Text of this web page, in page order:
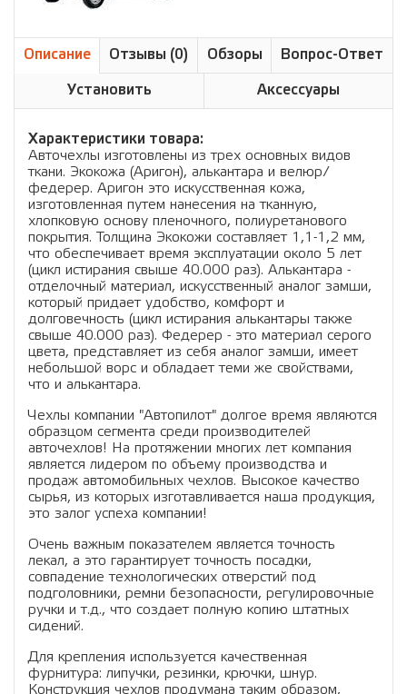
Описание Отзывы (0) Обзоры Вопрос-Ответ
Установить Аксессуары
Характеристики товара:
Авточехлы изготовлены из трех основных видов
ткани. Экокожа (Аригон), алькантара и велюр/
федерер. Аригон это искусственная кожа,
изготовленная путем нанесения на тканную,
хлопковую основу пленочного, полиуретанового
покрытия. Толщина Экокожи составляет 1,1-1,2 мм,
что обеспечивает время эксплуатации около 5 лет
(цикл истирания свыше 40.000 раз). Алькантара -
отделочный материал, искусственный аналог замши,
который придает удобство, комфорт и
долговечность (цикл истирания алькантары также
свыше 40.000 раз). Федерер - это материал серого
цвета, представляет из себя аналог замши, имеет
небольшой ворс и обладает теми же свойствами,
что и алькантара.
Чехлы компании "Автопилот" долгое время являются
образцом сегмента среди производителей
авточехлов! На протяжении многих лет компания
является лидером по объему производства и
продаж автомобильных чехлов. Высокое качество
сырья, из которых изготавливается наша продукция,
это залог успеха компании!
Очень важным показателем является точность
лекал, а это гарантирует точность посадки,
совпадение технологических отверстий под
подголовники, ремни безопасности, регулировочные
ручки и т.д., что создает полную копию штатных
сидений.
Для крепления используется качественная
фурнитура: липучки, резинки, крючки, шнур.
Конструкция чехлов продумана таким образом,